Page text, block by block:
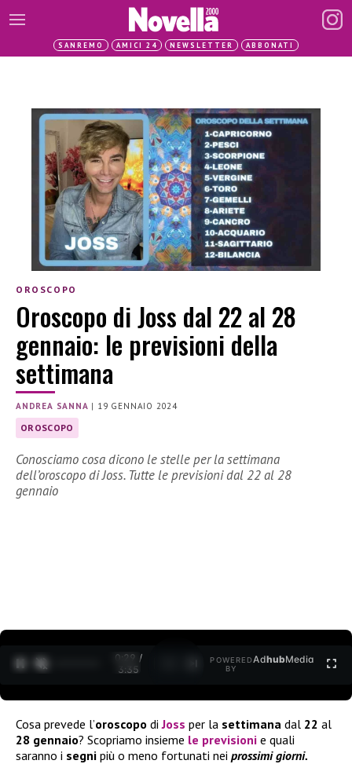
SANREMO AMICI 24 NEWSLETTER ABBONATI
OROSCOPO
Oroscopo di Joss dal 22 al 28
gennaio: le previsioni della
settimana
ANDREA SANNA | 19 GENNAIO 2024
OROSCOPO
Conosciamo cosa dicono le stelle per la settimana
dell’oroscopo di Joss. Tutte le previsioni dal 22 al 28
gennaio
0:30 /
3:35
POWERED
BY
AdhubMedia
Cosa prevede l’oroscopo diJoss per la settimana dal 22 al
28 gennaio? Scopriamo insieme le previsioni e quali
saranno i segni più o meno fortunati nei prossimi giorni.